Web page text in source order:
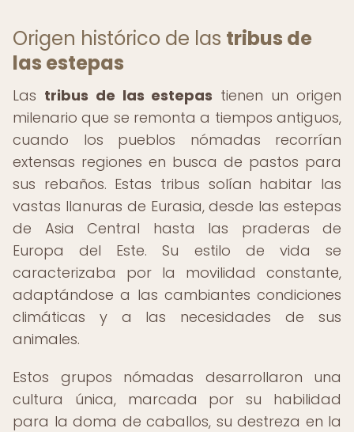
Origen histórico de las tribus de
las estepas
Las tribus de las estepas tienen un origen
milenario que se remonta a tiempos antiguos,
cuando los pueblos nómadas recorrían
extensas regiones en busca de pastos para
sus rebaños. Estas tribus solían habitar las
vastas llanuras de Eurasia, desde las estepas
de Asia Central hasta las praderas de
Europa del Este. Su estilo de vida se
caracterizaba por la movilidad constante,
adaptándose a las cambiantes condiciones
climáticas y a las necesidades de sus
animales.
Estos grupos nómadas desarrollaron una
cultura única, marcada por su habilidad
para la doma de caballos, su destreza en la